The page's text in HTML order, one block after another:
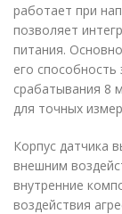
работает при
позволяет
питания.
его
срабатывания 8
для точных
Корпус датчика
внешним
внутренние
воздействия